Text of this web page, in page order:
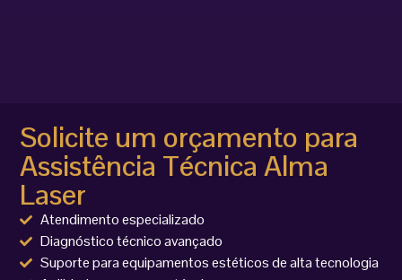
Solicite um orçamento para
Assistência Técnica Alma
Laser
Atendimento especializado
Diagnóstico técnico avançado
Suporte para equipamentos estéticos de alta tecnologia